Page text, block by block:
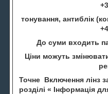
тонування, антиблік
До суми входить
Ціни можуть
Точне Включення лінз
розділі « Інформація